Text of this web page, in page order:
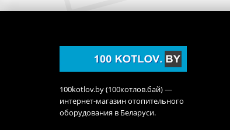
100kotlov.by (100котлов.бай) —
интернет-магазин отопительного
оборудования в Беларуси.